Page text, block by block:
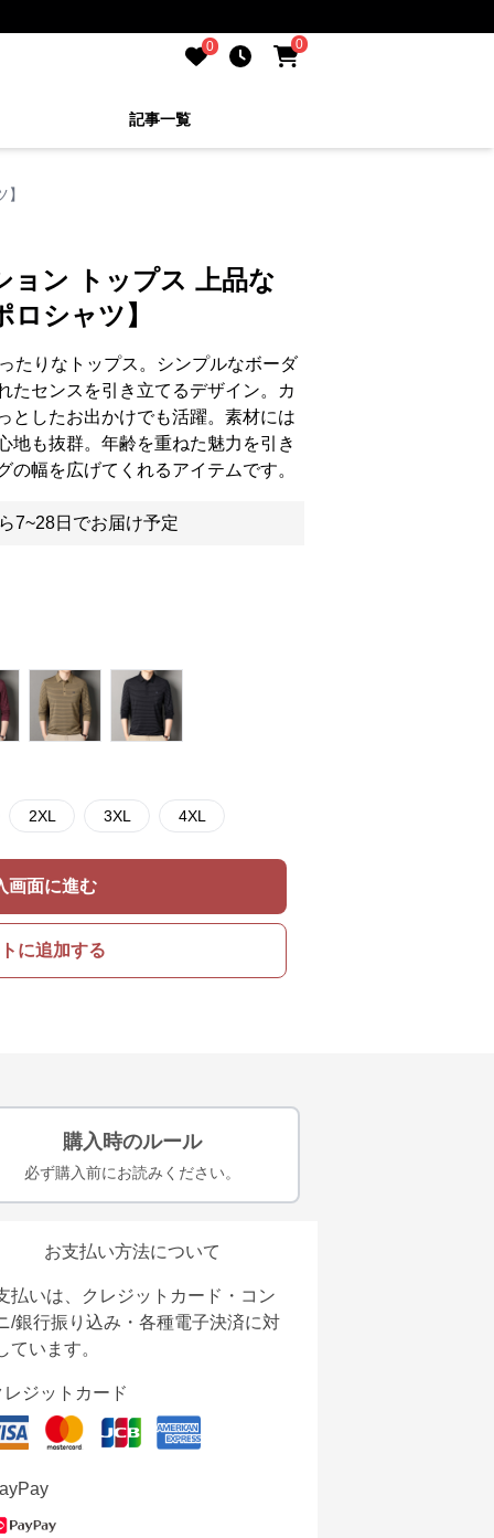
0 0
記事一覧
ョン トップス 上品な
ロシャツ】
たりなトップス。シンプルなボーダ
たセンスを引き立てるデザイン。カ
としたお出かけでも活躍。素材には
地も抜群。年齢を重ねた魅力を引き
の幅を広げてくれるアイテムです。
7~28日でお届け予定
2XL 3XL 4XL
画面に進む
に追加する
購入時のルール
必ず購入前にお読みください。
お支払い方法について
払いは、クレジットカード・コン
/銀行振り込み・各種電子決済に対
ています。
レジットカード